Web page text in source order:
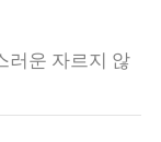
러운 자르지 않